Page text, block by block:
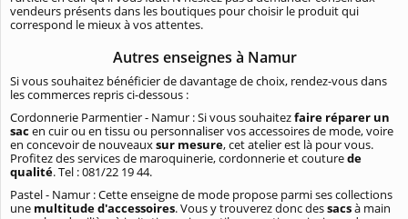
vendeurs présents dans les boutiques pour choisir le produit qui
correspond le mieux à vos attentes.
Autres enseignes à Namur
Si vous souhaitez bénéficier de davantage de choix, rendez-vous dans
les commerces repris ci-dessous :
Cordonnerie Parmentier - Namur : Si vous souhaitezfaire réparer un
sacen cuir ou en tissu ou personnaliser vos accessoires de mode, voire
en concevoir de nouveauxsur mesure, cet atelier est là pour vous.
Profitez des services de maroquinerie, cordonnerie et couturede
qualité. Tel : 081/22 19 44.
Pastel - Namur : Cette enseigne de mode propose parmi ses collections
une multitude d'accessoires. Vous y trouverez donc dessacsà main